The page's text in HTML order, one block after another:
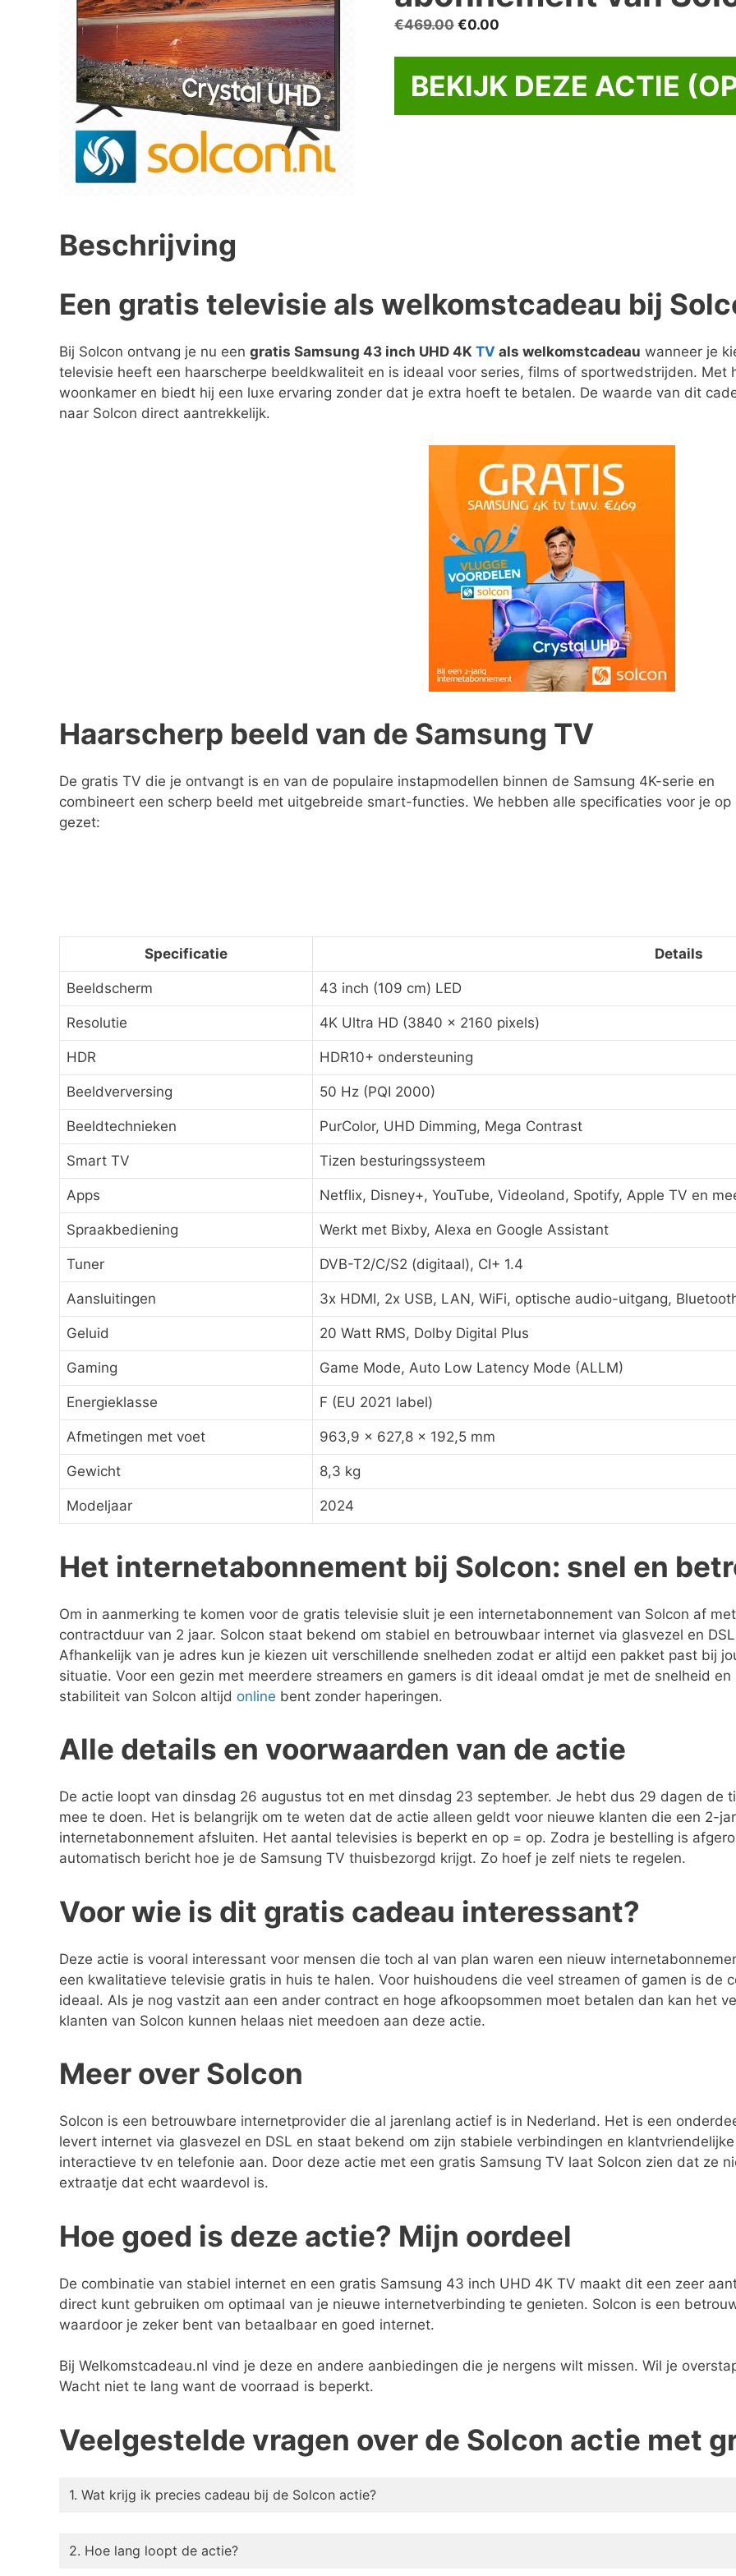
€469.00 Oorspronkelijke
€469.00.
€0.00
€0.00.
BEKIJK DEZE ACTIE
Beschrijving
Een gratis televisie als welkomstcadeau bij
Bij Solcon ontvang je nu een gratis Samsung 43 inch UHD 4K TV als welkomstcadeau wanneer je
televisie heeft een haarscherpe beeldkwaliteit en is ideaal voor series, films of sportwedstrijden.
woonkamer en biedt hij een luxe ervaring zonder dat je extra hoeft te betalen. De waarde van dit
naar Solcon direct aantrekkelijk.
Haarscherp beeld van de Samsung TV
De gratis TV die je ontvangt is en van de populaire instapmodellen binnen de Samsung 4K-serie en
combineert een scherp beeld met uitgebreide smart-functies. We hebben alle specificaties voor je op
gezet:
Specificatie Details
Beeldscherm 43 inch (109 cm) LED
Resolutie 4K Ultra HD (3840 x 2160 pixels)
HDR HDR10+ ondersteuning
Beeldverversing 50 Hz (PQI 2000)
Beeldtechnieken PurColor, UHD Dimming, Mega Contrast
Smart TV Tizen besturingssysteem
Apps Netflix, Disney+, YouTube, Videoland, Spotify, Apple TV en
Spraakbediening Werkt met Bixby, Alexa en Google Assistant
Tuner DVB-T2/C/S2 (digitaal), CI+ 1.4
Aansluitingen 3x HDMI, 2x USB, LAN, WiFi, optische audio-uitgang,
Geluid 20 Watt RMS, Dolby Digital Plus
Gaming Game Mode, Auto Low Latency Mode (ALLM)
Energieklasse F (EU 2021 label)
Afmetingen met voet 963,9 × 627,8 × 192,5 mm
Gewicht 8,3 kg
Modeljaar 2024
Het internetabonnement bij Solcon: snel en
Om in aanmerking te komen voor de gratis televisie sluit je een internetabonnement van Solcon af
contractduur van 2 jaar. Solcon staat bekend om stabiel en betrouwbaar internet via glasvezel en
Afhankelijk van je adres kun je kiezen uit verschillende snelheden zodat er altijd een pakket past bij
situatie. Voor een gezin met meerdere streamers en gamers is dit ideaal omdat je met de snelheid en
stabiliteit van Solcon altijd online bent zonder haperingen.
Alle details en voorwaarden van de actie
De actie loopt van dinsdag 26 augustus tot en met dinsdag 23 september. Je hebt dus 29 dagen de
mee te doen. Het is belangrijk om te weten dat de actie alleen geldt voor nieuwe klanten die een 2-
internetabonnement afsluiten. Het aantal televisies is beperkt en op = op. Zodra je bestelling is
automatisch bericht hoe je de Samsung TV thuisbezorgd krijgt. Zo hoef je zelf niets te regelen.
Voor wie is dit gratis cadeau interessant?
Deze actie is vooral interessant voor mensen die toch al van plan waren een nieuw
een kwalitatieve televisie gratis in huis te halen. Voor huishoudens die veel streamen of gamen is de
ideaal. Als je nog vastzit aan een ander contract en hoge afkoopsommen moet betalen dan kan het
klanten van Solcon kunnen helaas niet meedoen aan deze actie.
Meer over Solcon
Solcon is een betrouwbare internetprovider die al jarenlang actief is in Nederland. Het is een
levert internet via glasvezel en DSL en staat bekend om zijn stabiele verbindingen en
interactieve tv en telefonie aan. Door deze actie met een gratis Samsung TV laat Solcon zien dat ze
extraatje dat echt waardevol is.
Hoe goed is deze actie? Mijn oordeel
De combinatie van stabiel internet en een gratis Samsung 43 inch UHD 4K TV maakt dit een zeer
direct kunt gebruiken om optimaal van je nieuwe internetverbinding te genieten. Solcon is een
waardoor je zeker bent van betaalbaar en goed internet.
Bij Welkomstcadeau.nl vind je deze en andere aanbiedingen die je nergens wilt missen. Wil je
Wacht niet te lang want de voorraad is beperkt.
Veelgestelde vragen over de Solcon actie met
1. Wat krijg ik precies cadeau bij de Solcon actie?
2. Hoe lang loopt de actie?